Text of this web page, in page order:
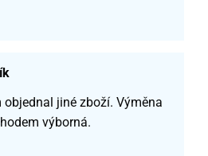
jiné zboží. Výměna
výborná.